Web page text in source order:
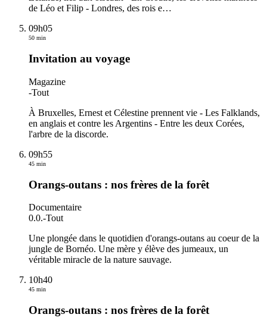
de Léo et Filip - Londres, des rois e…
09h05
50 min
Invitation au voyage
Magazine
-Tout
À Bruxelles, Ernest et Célestine prennent vie - Les Falklands,
en anglais et contre les Argentins - Entre les deux Corées,
l'arbre de la discorde.
09h55
45 min
Orangs-outans : nos frères de la forêt
Documentaire
0.0.-Tout
Une plongée dans le quotidien d'orangs-outans au coeur de la
jungle de Bornéo. Une mère y élève des jumeaux, un
véritable miracle de la nature sauvage.
10h40
45 min
Orangs-outans : nos frères de la forêt